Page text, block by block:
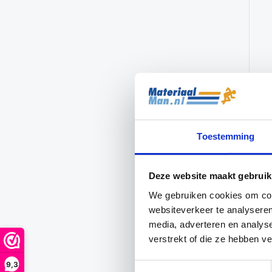
9,3
Toestemming
Deze website maakt
We gebruiken cookies om
websiteverkeer te
media, adverteren en
verstrekt of die ze hebben